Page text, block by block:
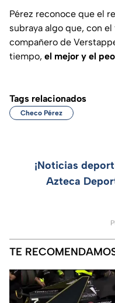
Pérez reconoce que el
subraya algo que, con
compañero de
tiempo, el mejor y el
Tags relacionados
Checo Pérez
¡Noticias
Azteca
TE